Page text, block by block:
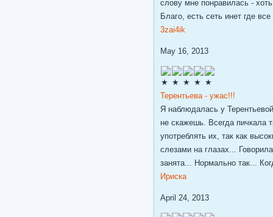
слову мне понравилась -
Благо, есть сеть инет где
3zai4ik
May 16, 2013
Терентьева - ужас!!!
Я наблюдалась у
не скажешь. Всегда пичкала
употреблять их, так как
слезами на глазах...
занята... Нормально так...
Ириска
April 24, 2013